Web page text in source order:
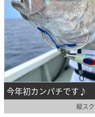
今年初カンパチです♪
縦ス